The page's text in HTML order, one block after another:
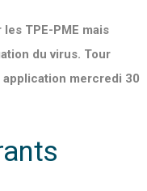
TPE-PME mais
du virus. Tour
mercredi 30